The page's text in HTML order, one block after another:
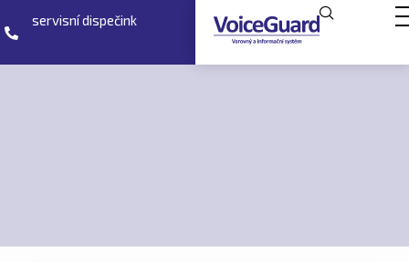
servisní dispečink